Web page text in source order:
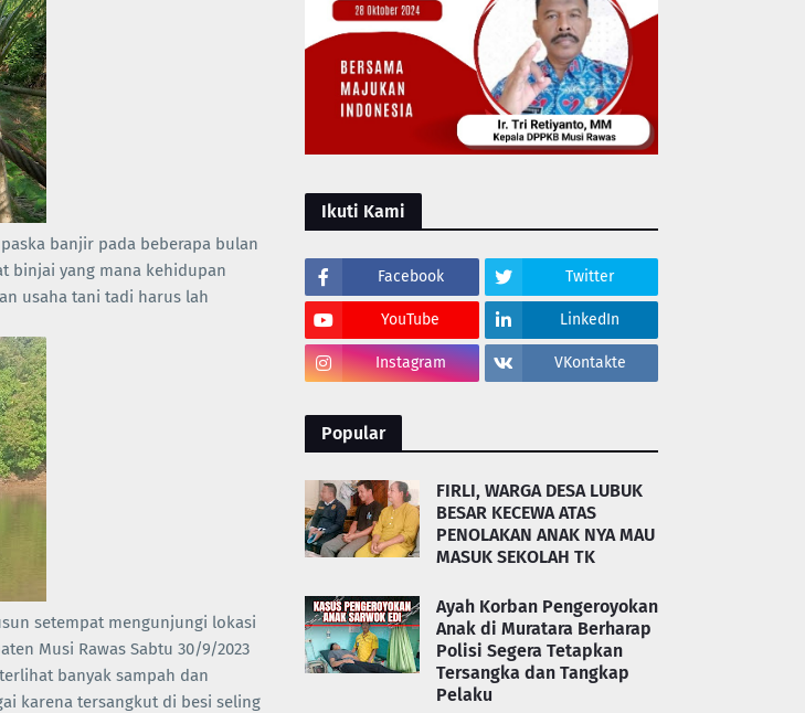
banjir pada beberapa bulan
binjai yang mana kehidupan
usaha tani tadi harus lah
setempat mengunjungi lokasi
Musi Rawas Sabtu 30/9/2023
banyak sampah dan
karena tersangkut di besi seling
Ikuti Kami
Facebook Twitter
YouTube LinkedIn
Instagram VKontakte
Popular
FIRLI, WARGA DESA LUBUK
BESAR KECEWA ATAS
PENOLAKAN ANAK NYA MAU
MASUK SEKOLAH TK
Ayah Korban Pengeroyokan
Anak di Muratara Berharap
Polisi Segera Tetapkan
Tersangka dan Tangkap
Pelaku